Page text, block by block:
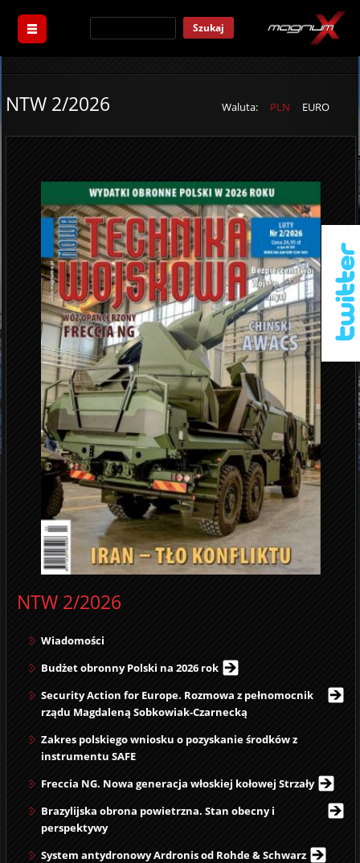
Szukaj
Waluta: PLN EURO
NTW 2/2026
NTW 2/2026
Wiadomości
Budżet obronny Polski na 2026 rok
Security Action for Europe. Rozmowa z pełnomocnik
rządu Magdaleną Sobkowiak-Czarnecką
Zakres polskiego wniosku o pozyskanie środków z
instrumentu SAFE
Freccia NG. Nowa generacja włoskiej kołowej Strzały
Brazylijska obrona powietrzna. Stan obecny i
perspektywy
System antydronowy Ardronis od Rohde & Schwarz